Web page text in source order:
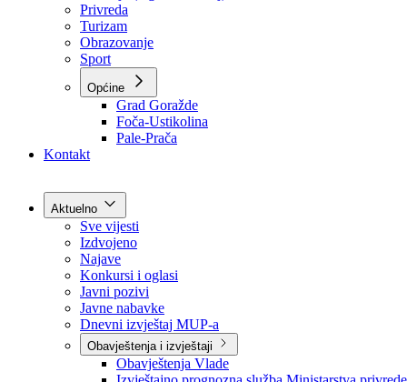
O kantonu
Simboli kantona (Grb, zastava)
Historija (digitalni muzej)
Privreda
Turizam
Obrazovanje
Sport
Općine
Kontakt
Aktuelno
Sve vijesti
Izdvojeno
Najave
Konkursi i oglasi
Javni pozivi
Javne nabavke
Dnevni izvještaj MUP-a